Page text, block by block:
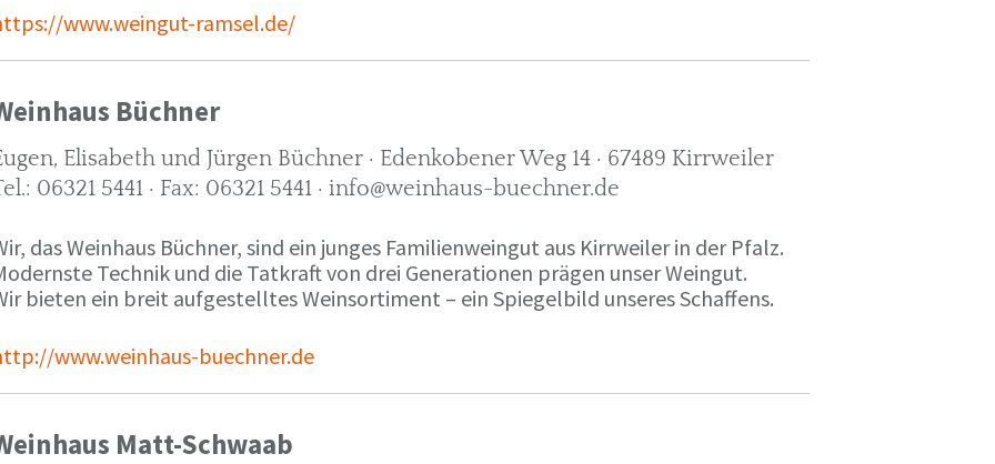
www.weingut-ramsel.de/
Büchner
Elisabeth und Jürgen Büchner · Edenkobener Weg 14 · 67489 Kirrweiler
06321 5441 · Fax: 06321 5441 · info@weinhaus-buechner.de
das Weinhaus Büchner, sind ein junges Familienweingut aus Kirrweiler in der Pfalz.
Technik und die Tatkraft von drei Generationen prägen unser Weingut.
bieten ein breit aufgestelltes Weinsortiment – ein Spiegelbild unseres Schaffens.
www.weinhaus-buechner.de
Matt-Schwaab